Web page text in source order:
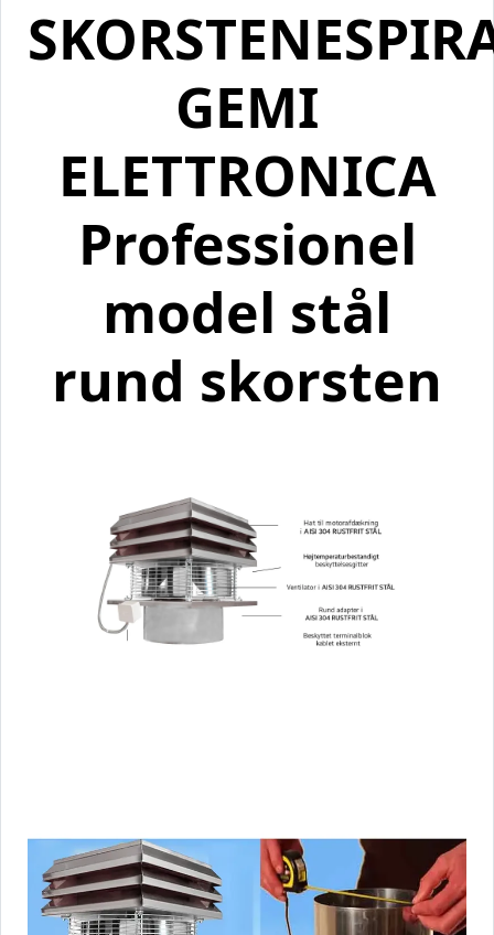
GEMI
ELETTRONICA
Professionel
model stål
rund skorsten